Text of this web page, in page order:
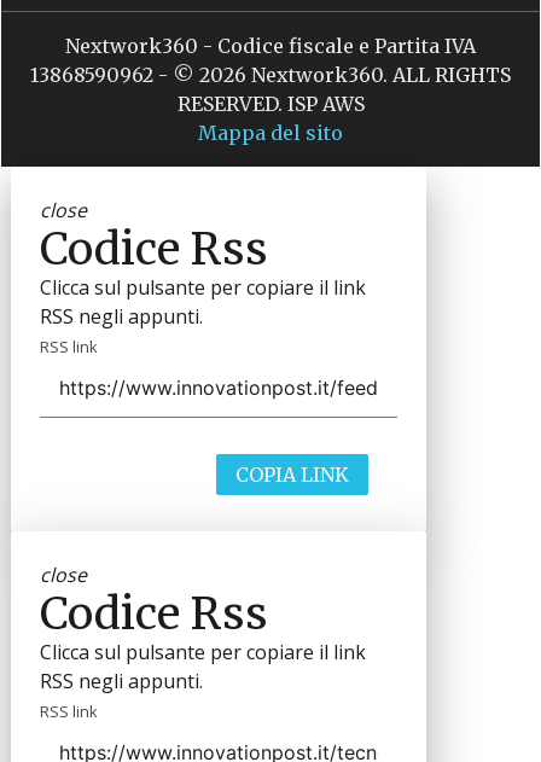
Nextwork360 - Codice fiscale e Partita IVA
13868590962 - © 2026 Nextwork360. ALL RIGHTS
RESERVED. ISP AWS
Mappa del sito
close
Codice Rss
Clicca sul pulsante per copiare il link
RSS negli appunti.
RSS link
COPIA LINK
close
Codice Rss
Clicca sul pulsante per copiare il link
RSS negli appunti.
RSS link